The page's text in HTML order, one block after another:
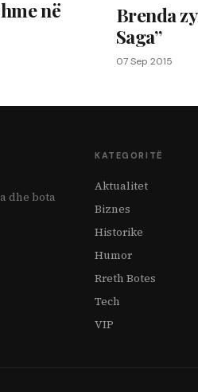
në
Brenda
Saga”
07 Sep 2015
dhe bota
KATEGORITË
Aktualitet
Biznes
Historike
Humor
Rreth Botes
Tech
VIP